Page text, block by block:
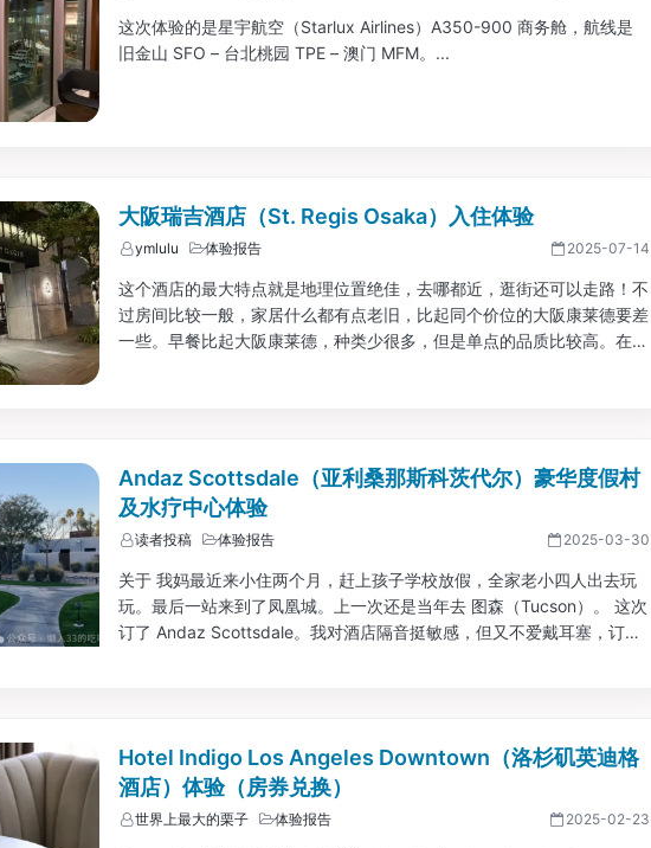
这次体验的是星宇航空（Starlux Airlines）A350-900 商务舱，航线是
旧金山 SFO – 台北桃园 TPE – 澳门 MFM。...
大阪瑞吉酒店（St. Regis Osaka）入住体验
ymlulu 体验报告 2025-07-14
这个酒店的最大特点就是地理位置绝佳，去哪都近，逛街还可以走路！不
过房间比较一般，家居什么都有点老旧，比起同个价位的大阪康莱德要差
一些。早餐比起大阪康莱德，种类少很多，但是单点的品质比较高。在服
Andaz Scottsdale（亚利桑那斯科茨代尔）豪华度假村
及水疗中心体验
读者投稿 体验报告 2025-03-30
关于 我妈最近来小住两个月，赶上孩子学校放假，全家老小四人出去玩
玩。最后一站来到了凤凰城。上一次还是当年去 图森（Tucson）。 这次
订了 Andaz Scottsdale。我对酒店隔音挺敏感，但又不爱戴耳塞，订这
Hotel Indigo Los Angeles Downtown（洛杉矶英迪格
酒店）体验（房券兑换）
世界上最大的栗子 体验报告 2025-02-23